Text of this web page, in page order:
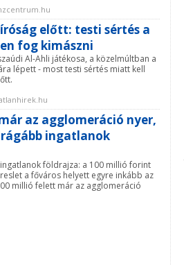
előtt: testi sértés a
fog kimászni
Al-Ahli játékosa, a közelmúltban a
lépett - most testi sértés miatt kell
az agglomeráció nyer,
ingatlanok
földrajza: a 100 millió forint
a főváros helyett egyre inkább az
millió felett már az agglomeráció